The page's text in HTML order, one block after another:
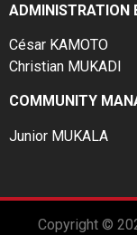
ADMINISTRATION
César KAMOTO
Christian MUKADI
COMMUNITY
Junior MUKALA
Copyright ©